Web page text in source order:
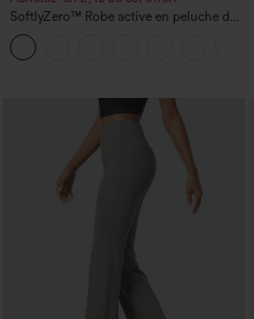
SoftlyZero™ Robe active en peluche dos
nu — Édition Hyper Facile